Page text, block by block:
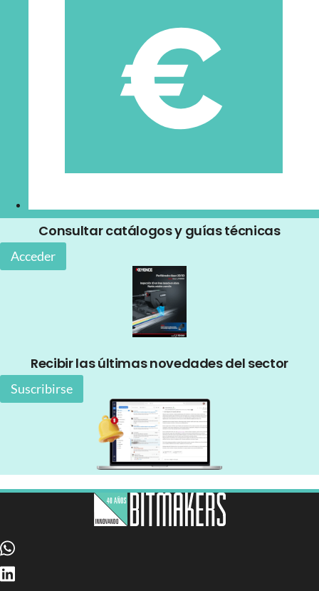
Consultar catálogos y guías técnicas
Acceder
Recibir las últimas novedades del sector
Suscribirse